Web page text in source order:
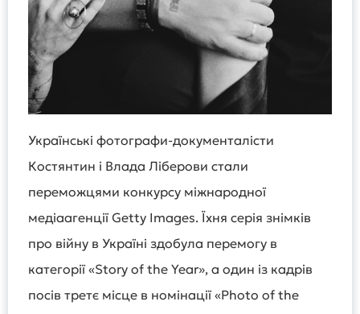
Українські фотографи-документалісти
Костянтин і Влада Ліберови стали
переможцями конкурсу міжнародної
медіаагенції Getty Images. Їхня серія знімків
про війну в Україні здобула перемогу в
категорії «Story of the Year», а один із кадрів
посів третє місце в номінації «Photo of the